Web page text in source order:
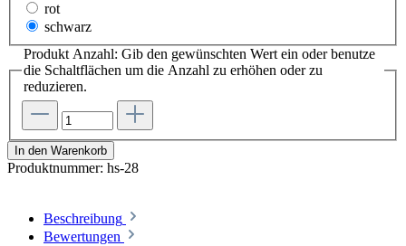
rot
schwarz
Produkt Anzahl: Gib den gewünschten Wert ein oder benutze
die Schaltflächen um die Anzahl zu erhöhen oder zu
reduzieren.
In den Warenkorb
Produktnummer: hs-28
Beschreibung
Bewertungen